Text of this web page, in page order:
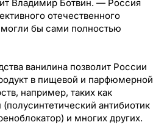
Владимир Ботвин. — Россия
отечественного
могли бы сами полностью
ванилина позволит России
в пищевой и парфюмерной
например, таких как
антибиотик
и многих других.